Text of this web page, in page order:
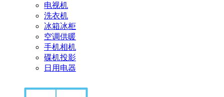
电视机
洗衣机
冰箱冰柜
空调供暖
手机相机
碟机投影
日用电器